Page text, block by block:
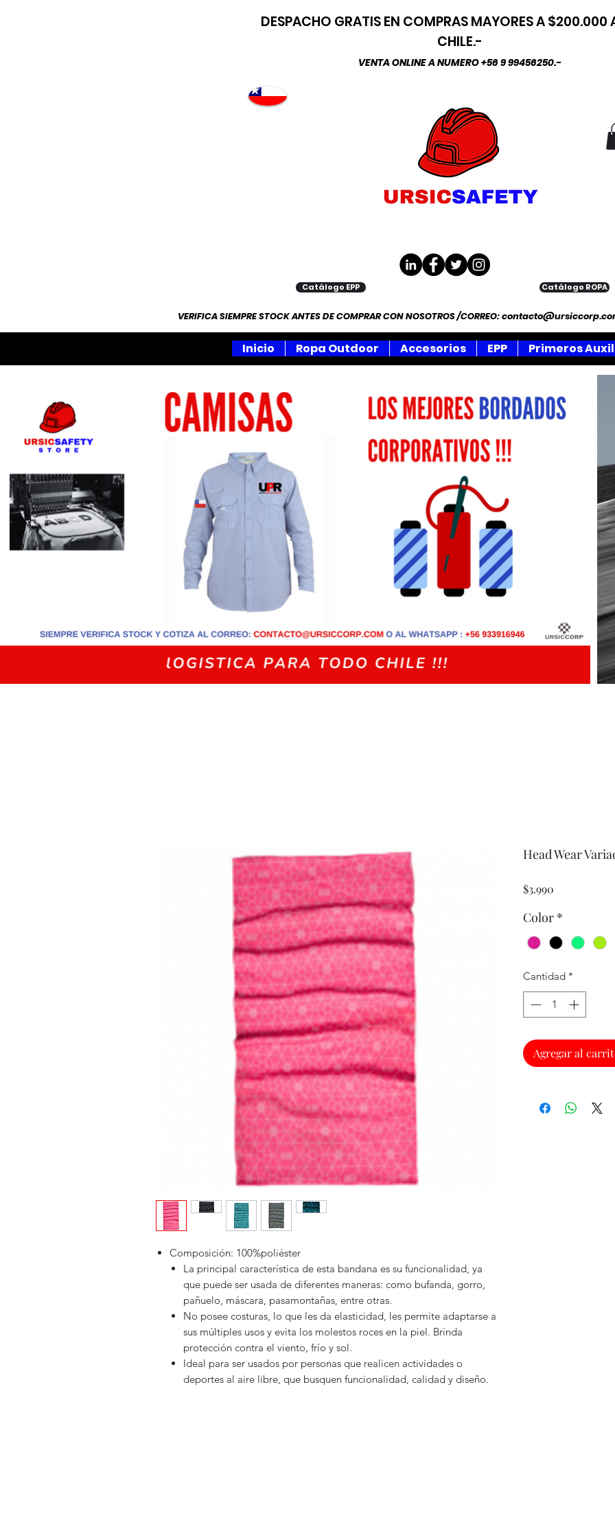
DESPACHO GRATIS EN COMPRAS MAYORES A $200.000
CHILE.-
VENTA ONLINE A NUMERO +56 9 99456250.-
Catálogo EPP Catálogo ROPA
VERIFICA SIEMPRE STOCK ANTES DE COMPRAR CON NOSOTROS /CORREO:
Inicio Ropa Outdoor Accesorios EPP Primeros
Composición: 100%poliéster
La principal característica de esta bandana es su funcionalidad, ya
que puede ser usada de diferentes maneras: como bufanda, gorro,
pañuelo, máscara, pasamontañas, entre otras.
No posee costuras, lo que les da elasticidad, les permite adaptarse a
sus múltiples usos y evita los molestos roces en la piel. Brinda
protección contra el viento, frío y sol.
Ideal para ser usados por personas que realicen actividades o
deportes al aire libre, que busquen funcionalidad, calidad y diseño.
Head Wear
$3.990
Color *
Cantidad *
Agregar al